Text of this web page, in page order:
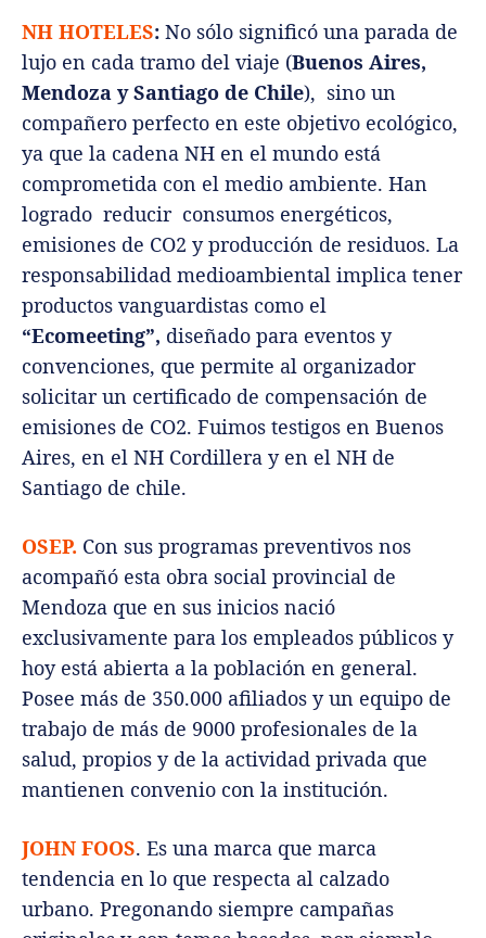
NH HOTELES: No sólo significó una parada de
lujo en cada tramo del viaje (Buenos Aires,
Mendoza y Santiago de Chile), sino un
compañero perfecto en este objetivo ecológico,
ya que la cadena NH en el mundo está
comprometida con el medio ambiente. Han
logrado reducir consumos energéticos,
emisiones de CO2 y producción de residuos. La
responsabilidad medioambiental implica tener
productos vanguardistas como el
“Ecomeeting”, diseñado para eventos y
convenciones, que permite al organizador
solicitar un certificado de compensación de
emisiones de CO2. Fuimos testigos en Buenos
Aires, en el NH Cordillera y en el NH de
Santiago de chile.
OSEP. Con sus programas preventivos nos
acompañó esta obra social provincial de
Mendoza que en sus inicios nació
exclusivamente para los empleados públicos y
hoy está abierta a la población en general.
Posee más de 350.000 afiliados y un equipo de
trabajo de más de 9000 profesionales de la
salud, propios y de la actividad privada que
mantienen convenio con la institución.
JOHN FOOS. Es una marca que marca
tendencia en lo que respecta al calzado
urbano. Pregonando siempre campañas